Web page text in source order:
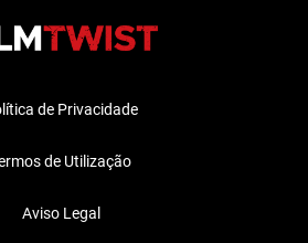
de Privacidade
de Utilização
Aviso Legal